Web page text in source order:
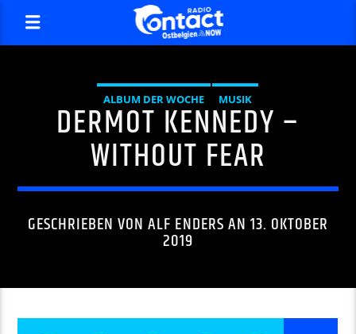
ALBUM DER WOCHE MUSIK
DERMOT KENNEDY –
WITHOUT FEAR
GESCHRIEBEN VONALF ENDERSAN 13. OKTOBER
2019